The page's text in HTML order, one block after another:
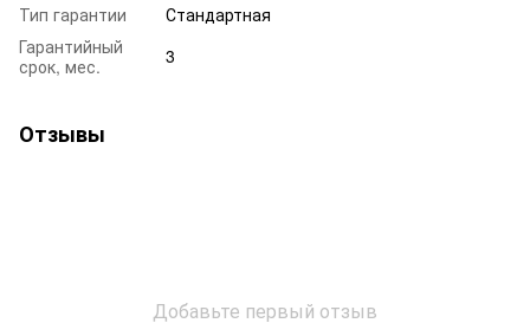
Тип гарантии
Стандартная
Гарантийный
срок, мес.
3
Отзывы
Добавьте первый отзыв